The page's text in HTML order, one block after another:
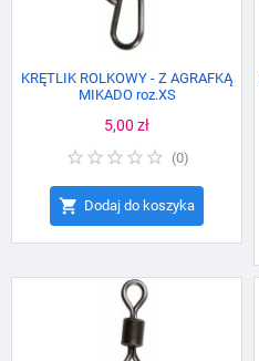
KRĘTLIK ROLKOWY - Z AGRAFKĄ
MIKADO roz.XS
Cena
5,00 zł
(0)
 Dodaj do koszyka